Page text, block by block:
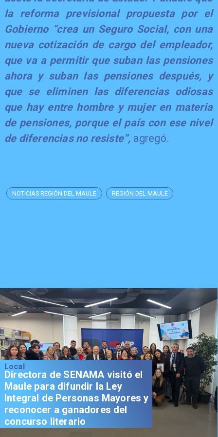
la reforma previsional propuesta por el
Gobierno “crea un Seguro Social, con una
nueva cotización de cargo del empleador,
que va a permitir que suban las pensiones
ahora y suban las pensiones después, y
que se eliminen las diferencias odiosas
que hay entre hombre y mujer en materia
de pensiones, porque el país con ese nivel
de diferencias no resiste”, agregó.
NOTICIAS REGIÓN DEL MAULE REGIÓN DEL MAULE
Local
Directora de SENAMA visitó el
Maule para difundir la Ley
Integral de Personas Mayores y
reconocer a ganadores del
concurso literario